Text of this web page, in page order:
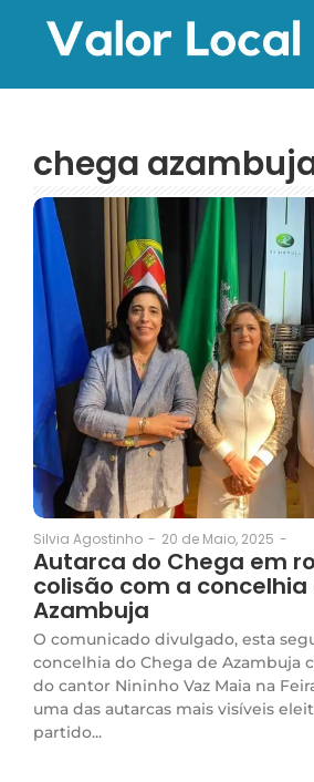
chega
Silvia Agostinho - 20 de Maio, 2025 -
Autarca do Chega em
colisão com a concelhia
Azambuja
O comunicado divulgado, esta
concelhia do Chega de Azambuja
do cantor Nininho Vaz Maia na
uma das autarcas mais visíveis
partido...